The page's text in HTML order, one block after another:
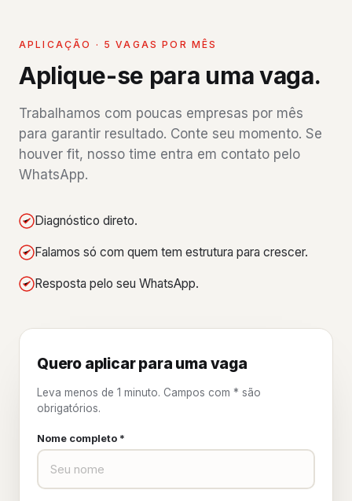
APLICAÇÃO · 5 VAGAS POR MÊS
Aplique-se para uma vaga.
Trabalhamos com poucas empresas por mês
para garantir resultado. Conte seu momento. Se
houver fit, nosso time entra em contato pelo
WhatsApp.
Diagnóstico direto.
Falamos só com quem tem estrutura para crescer.
Resposta pelo seu WhatsApp.
Quero aplicar para uma vaga
Leva menos de 1 minuto. Campos com * são
obrigatórios.
Nome completo *